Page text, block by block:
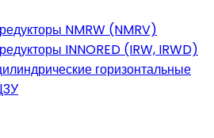
NMRW (NMRV)
INNORED (IRW, IRWD)
горизонтальные